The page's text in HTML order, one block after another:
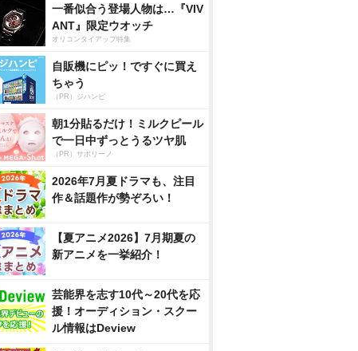
一番似合う登場人物は…『VIV
ANT』限定ウオッチ
オリコンタイアップ特集
自販機にピッ！ですぐに買え
ちゃう
（PR）ジハンピ
朝1分貼るだけ！ミルクピール
で一日中ずっとうるツヤ肌
（PR）サボリーノ
2026年7月夏ドラマも、注目
作＆話題作が勢ぞろい！
【夏アニメ2026】7月期夏の
新アニメを一挙紹介！
芸能界を志す10代～20代を応
援！オーディション・スクー
ル情報はDeview